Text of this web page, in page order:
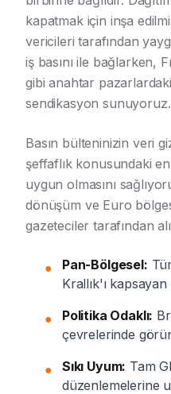
kapatmak için inşa
vericileri tarafından
iş basını ile bağlarken,
gibi anahtar
sendikasyon sunuyoruz.
Basın bülteninizin veri
şeffaflık konusundaki
uygun olmasını
dönüşüm ve Euro
gazeteciler tarafından
● Pan-Bölgesel:
Krallık'ı
● Politika Odaklı:
çevrelerinde
● Sıkı Uyum: Tam
düzenlemelerine